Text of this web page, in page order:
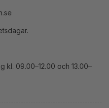
kl. 09.00–12.00 och 13.00–